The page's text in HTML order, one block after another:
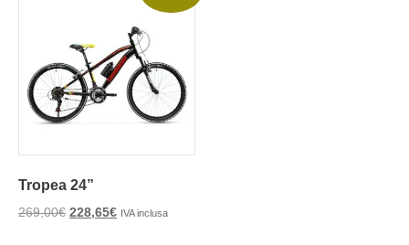
Tropea 24”
269,00€ 228,65€ IVA inclusa